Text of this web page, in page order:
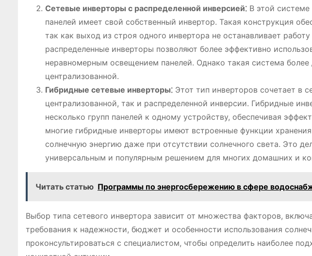
Сетевые инверторы с распределенной инверсией⁚ В этой системе
панелей имеет свой собственный инвертор. Такая конструкция
так как выход из строя одного инвертора не останавливает
распределенные инверторы позволяют более эффективно
неравномерным освещением панелей. Однако такая система более
централизованной.
Гибридные сетевые инверторы⁚ Этот тип инверторов сочетает в
централизованной, так и распределенной инверсии. Гибридные
несколько групп панелей к одному устройству, обеспечивая
многие гибридные инверторы имеют встроенные функции хранения
солнечную энергию даже при отсутствии солнечного света. Это
универсальным и популярным решением для многих домашних и
Читать статью Программы по энергосбережению в сфере
Выбор типа сетевого инвертора зависит от множества факторов,
требования к надежности, бюджет и особенности использования
проконсультироваться с специалистом, чтобы определить наиболее